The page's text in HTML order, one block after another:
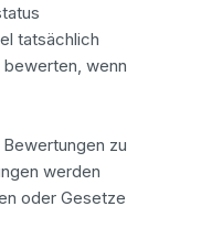
tatsächlich
wenn
zu
werden
oder Gesetze